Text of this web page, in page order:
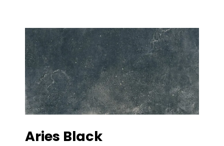
Aries Black